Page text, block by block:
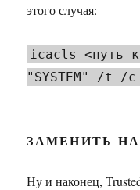
этого случая:
icacls <путь
"SYSTEM" /t /
ЗАМЕНИТЬ НА
Ну и наконец,